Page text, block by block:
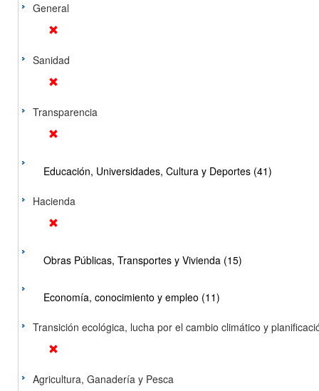
General
Sanidad
Transparencia
Educación, Universidades, Cultura y Deportes (41)
Hacienda
Obras Públicas, Transportes y Vivienda (15)
Economía, conocimiento y empleo (11)
Transición ecológica, lucha por el cambio climático y
Agricultura, Ganadería y Pesca